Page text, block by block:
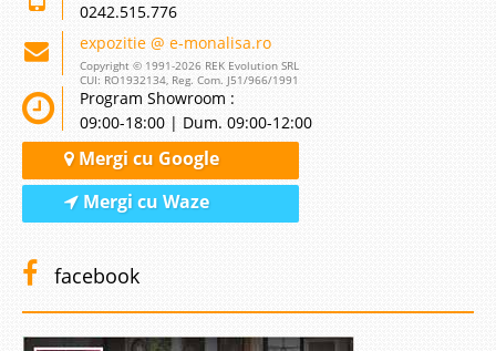
0242.515.776
expozitie @ e-monalisa.ro
Copyright © 1991-2026 REK Evolution SRL
CUI: RO1932134, Reg. Com. J51/966/1991
Program Showroom :
09:00-18:00 | Dum. 09:00-12:00
Mergi cu Google
Mergi cu Waze
facebook